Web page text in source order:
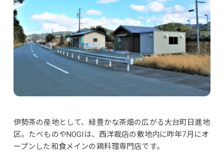
伊勢茶の産地として、緑豊かな茶畑の広がる大台町日進地
区。たべものやNOGIは、西洋裁店の敷地内に昨年7月にオ
ープンした和食メインの鶏料理専門店です。